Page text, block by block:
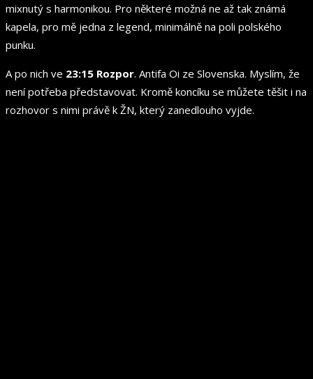
mixnutý s harmonikou. Pro některé možná ne až tak známá
kapela, pro mě jedna z legend, minimálně na poli polského
punku.
A po nich ve 23:15 Rozpor. Antifa Oi ze Slovenska. Myslím, že
není potřeba představovat. Kromě koncíku se můžete těšit i na
rozhovor s nimi právě k ŽN, který zanedlouho vyjde.